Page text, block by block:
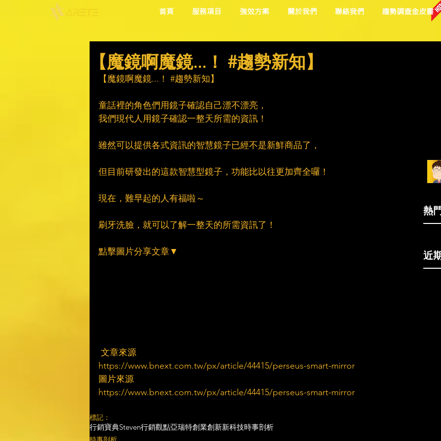
首頁 服務項目 強效方案 關於我們 聯絡我們 趨勢調查金皮書
【魔鏡啊魔鏡...！ #趨勢新知】
【魔鏡啊魔鏡...！ #趨勢新知】
童話裡的角色們用鏡子確認自己漂不漂亮，
我們現代人用鏡子確認一整天所需的資訊！
雖然可以提供各式資訊的智慧鏡子已經不是新鮮商品了，
但目前研發出的這款智慧型鏡子，功能比以往更加齊全囉！
現在，難早起的人有福啦～
刷牙洗臉，就可以了解一整天的所需資訊了！
點擊圖片分享文章▼
文章來源
https://www.bnext.com.tw/px/article/44415/perseus-smart-mirror
圖片來源
https://www.bnext.com.tw/px/article/44415/perseus-smart-mirror
標記：
行銷寶典Steven行銷觀點亞瑞特創業創新新科技時事剖析
熱
近